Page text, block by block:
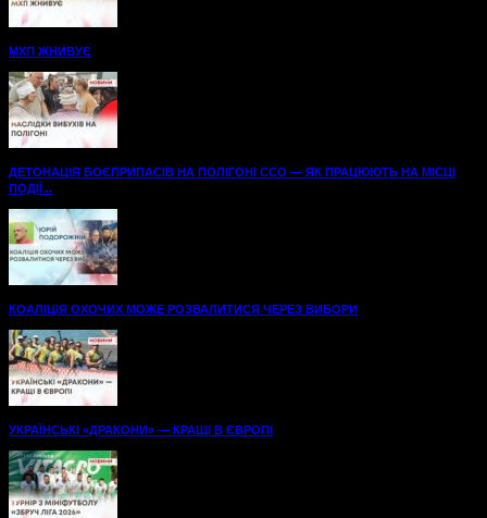
МХП ЖНИВУЄ
ДЕТОНАЦІЯ БОЄПРИПАСІВ НА ПОЛІГОНІ ССО — ЯК ПРАЦЮЮТЬ НА МІСЦІ
ПОДІЇ...
КОАЛІЦІЯ ОХОЧИХ МОЖЕ РОЗВАЛИТИСЯ ЧЕРЕЗ ВИБОРИ
УКРАЇНСЬКІ «ДРАКОНИ» — КРАЩІ В ЄВРОПІ